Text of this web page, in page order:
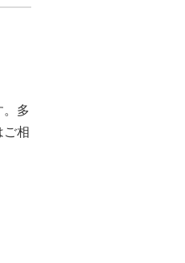
。多
ご相